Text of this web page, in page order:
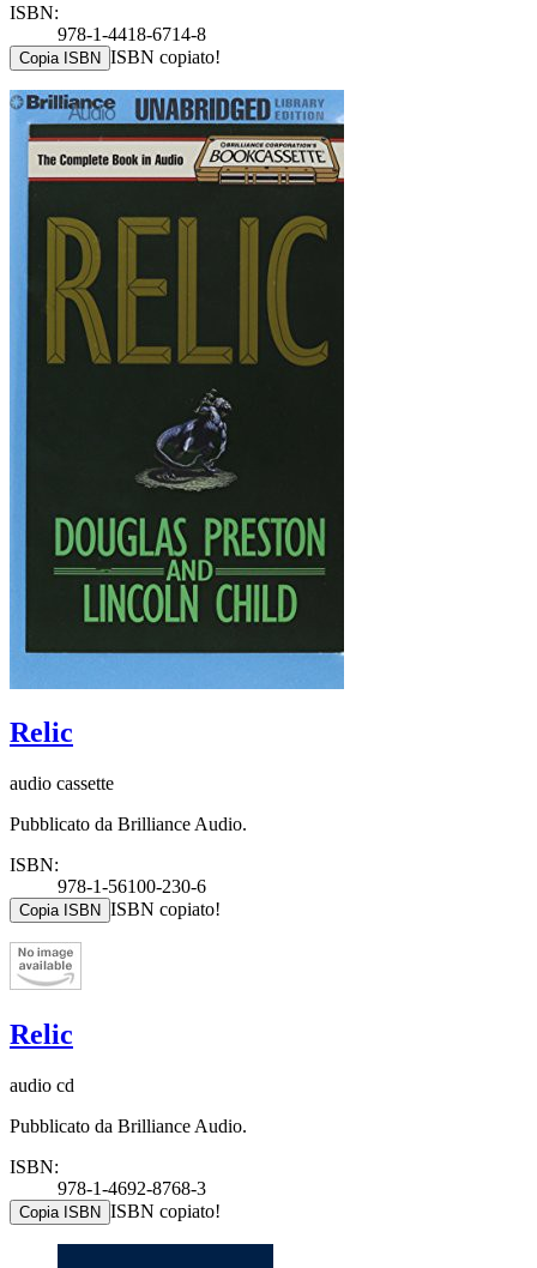
ISBN:
978-1-4418-6714-8
Copia ISBN ISBN copiato!
Relic
audio cassette
Pubblicato da Brilliance Audio.
ISBN:
978-1-56100-230-6
Copia ISBN ISBN copiato!
Relic
audio cd
Pubblicato da Brilliance Audio.
ISBN:
978-1-4692-8768-3
Copia ISBN ISBN copiato!